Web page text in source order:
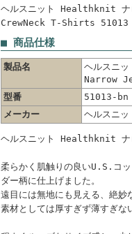
ヘルスニット Healthknit ナ
CrewNeck T-Shirts 51013
■ 商品仕様
製品名
ヘルスニ
Narrow
型番
51013-bn
メーカー
ヘルスニ
ヘルスニット Healthknit ナ
柔らかく肌触りの良いU.S.コ
ダー柄に仕上げました。
遠目には無地にも見える、絶妙
素材としては厚すぎず薄すぎな